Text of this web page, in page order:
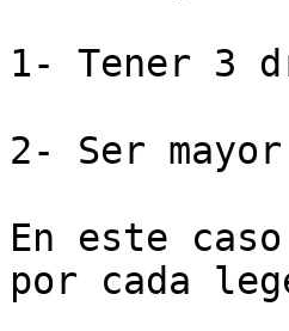
1- Tener 3
2- Ser
En este
por cada